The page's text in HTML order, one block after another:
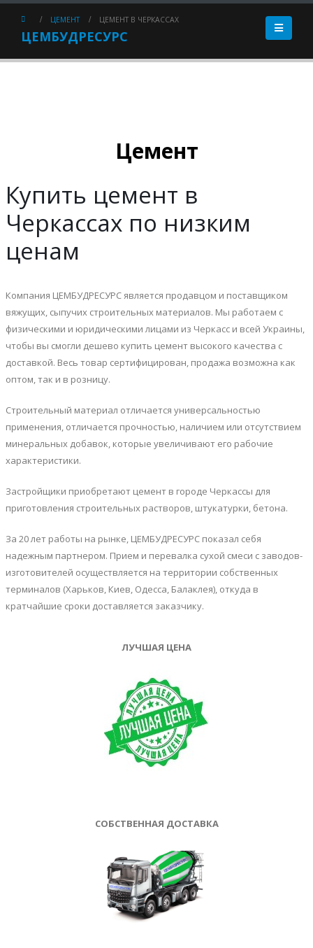
ЦЕМБУДРЕСУРС
ЦЕМЕНТ ЦЕМЕНТ В ЧЕРКАССАХ
Цемент
Купить цемент в
Черкассах по низким
ценам
Компания ЦЕМБУДРЕСУРС является продавцом и поставщиком
вяжущих, сыпучих строительных материалов. Мы работаем с
физическими и юридическими лицами из Черкасс и всей Украины,
чтобы вы смогли дешево купить цемент высокого качества с
доставкой. Весь товар сертифицирован, продажа возможна как
оптом, так и в розницу.
Строительный материал отличается универсальностью
применения, отличается прочностью, наличием или отсутствием
минеральных добавок, которые увеличивают его рабочие
характеристики.
Застройщики приобретают цемент в городе Черкассы для
приготовления строительных растворов, штукатурки, бетона.
За 20 лет работы на рынке, ЦЕМБУДРЕСУРС показал себя
надежным партнером. Прием и перевалка сухой смеси с заводов-
изготовителей осуществляется на территории собственных
терминалов (Харьков, Киев, Одесса, Балаклея), откуда в
кратчайшие сроки доставляется заказчику.
ЛУЧШАЯ ЦЕНА
СОБСТВЕННАЯ ДОСТАВКА